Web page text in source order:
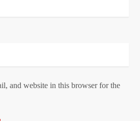
and website in this browser for the